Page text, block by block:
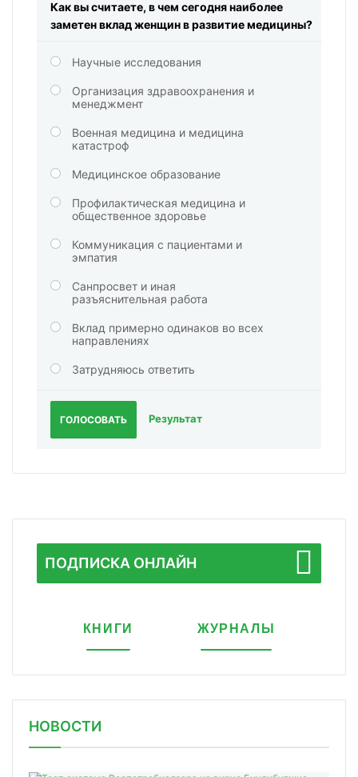
Как вы считаете, в чем сегодня наиболее
заметен вклад женщин в развитие медицины?
Научные исследования
Организация здравоохранения и
менеджмент
Военная медицина и медицина
катастроф
Медицинское образование
Профилактическая медицина и
общественное здоровье
Коммуникация с пациентами и
эмпатия
Санпросвет и иная
разъяснительная работа
Вклад примерно одинаков во всех
направлениях
Затрудняюсь ответить
ГОЛОСОВАТЬ Результат
ПОДПИСКА ОНЛАЙН
КНИГИ ЖУРНАЛЫ
НОВОСТИ